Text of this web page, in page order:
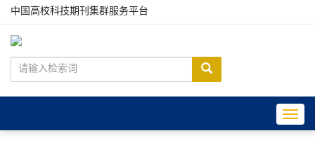
中国高校科技期刊集群服务平台